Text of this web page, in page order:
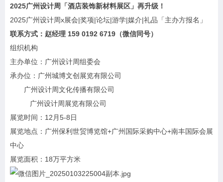
2025广州设计周「酒店装饰新材料展区」再升级！
2025广州设计周x展会|奖项|论坛|游学|媒介|礼品「主办方报名」
联系方式：赵经理 159 0192 6719（微信同号）
组织机构
主办单位：广州设计周组委会
承办位：广州城博文创展览有限公司
广州设计周文化传播有限公司
广州设计周展览有限公司
展览时间：12月5-8日
展览地点：广州保利世贸博览馆+广州国际采购中心+南丰国际会展
中心
展览面积：18万平方米